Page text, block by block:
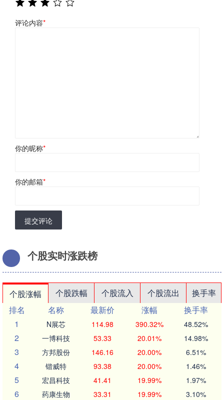
评论内容*
你的昵称*
你的邮箱*
提交评论
个股实时涨跌榜
个股涨幅 个股跌幅 个股流入 个股流出
换手率
排名
名称 最新价 涨幅
换手率
1
N展芯 114.98 390.32% 48.52%
2 一博科技 53.33 20.01% 14.98%
3 方邦股份 146.16 20.00% 6.51%
4 锴威特 93.38 20.00% 1.46%
5 宏昌科技 41.41 19.99% 1.97%
6 药康生物 33.31 19.99% 3.10%